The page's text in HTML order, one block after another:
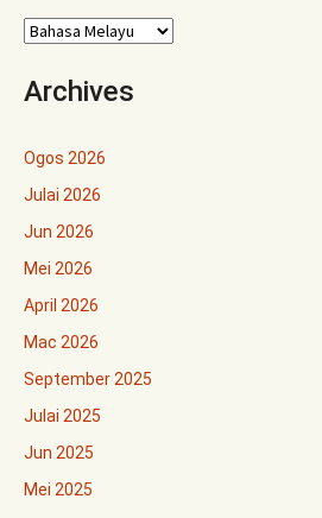
Archives
Ogos 2026
Julai 2026
Jun 2026
Mei 2026
April 2026
Mac 2026
September 2025
Julai 2025
Jun 2025
Mei 2025